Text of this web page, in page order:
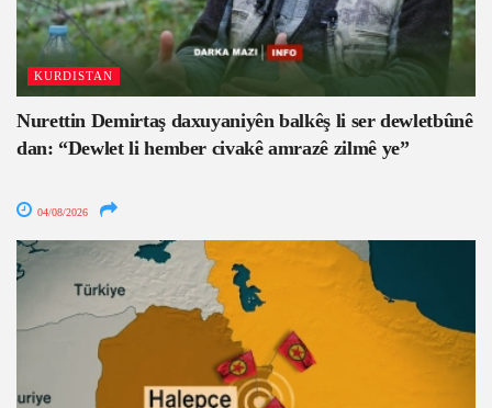
KURDISTAN
Nurettin Demirtaş daxuyaniyên balkêş li ser dewletbûnê
dan: “Dewlet li hember civakê amrazê zilmê ye”
04/08/2026